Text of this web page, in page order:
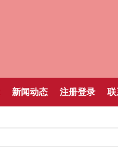
新闻动态 注册登录 联